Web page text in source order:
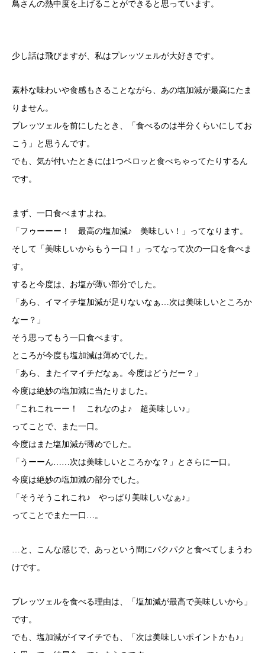
鳥さんの熱中度を上げることができると思っています。
少し話は飛びますが、私はプレッツェルが大好きです。
素朴な味わいや食感もさることながら、あの塩加減が最高にたま
りません。
プレッツェルを前にしたとき、「食べるのは半分くらいにしてお
こう」と思うんです。
でも、気が付いたときには1つペロッと食べちゃってたりするん
です。
まず、一口食べますよね。
「フゥーーー！ 最高の塩加減♪ 美味しい！」ってなります。
そして「美味しいからもう一口！」ってなって次の一口を食べま
す。
すると今度は、お塩が薄い部分でした。
「あら、イマイチ塩加減が足りないなぁ…次は美味しいところか
なー？」
そう思ってもう一口食べます。
ところが今度も塩加減は薄めでした。
「あら、またイマイチだなぁ。今度はどうだー？」
今度は絶妙の塩加減に当たりました。
「これこれーー！ これなのよ♪ 超美味しい♪」
ってことで、また一口。
今度はまた塩加減が薄めでした。
「うーーん……次は美味しいところかな？」とさらに一口。
今度は絶妙の塩加減の部分でした。
「そうそうこれこれ♪ やっぱり美味しいなぁ♪」
ってことでまた一口…。
…と、こんな感じで、あっという間にパクパクと食べてしまうわ
けです。
プレッツェルを食べる理由は、「塩加減が最高で美味しいから」
です。
でも、塩加減がイマイチでも、「次は美味しいポイントかも♪」